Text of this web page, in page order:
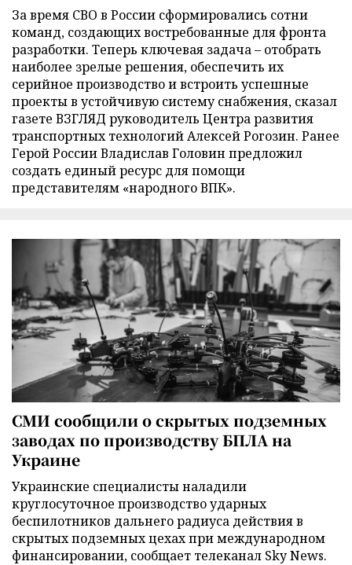
За время СВО в России сформировались сотни
команд, создающих востребованные для фронта
разработки. Теперь ключевая задача – отобрать
наиболее зрелые решения, обеспечить их
серийное производство и встроить успешные
проекты в устойчивую систему снабжения, сказал
газете ВЗГЛЯД руководитель Центра развития
транспортных технологий Алексей Рогозин. Ранее
Герой России Владислав Головин предложил
создать единый ресурс для помощи
представителям «народного ВПК».
СМИ сообщили о скрытых подземных
заводах по производству БПЛА на
Украине
Украинские специалисты наладили
круглосуточное производство ударных
беспилотников дальнего радиуса действия в
скрытых подземных цехах при международном
финансировании, сообщает телеканал Sky News.